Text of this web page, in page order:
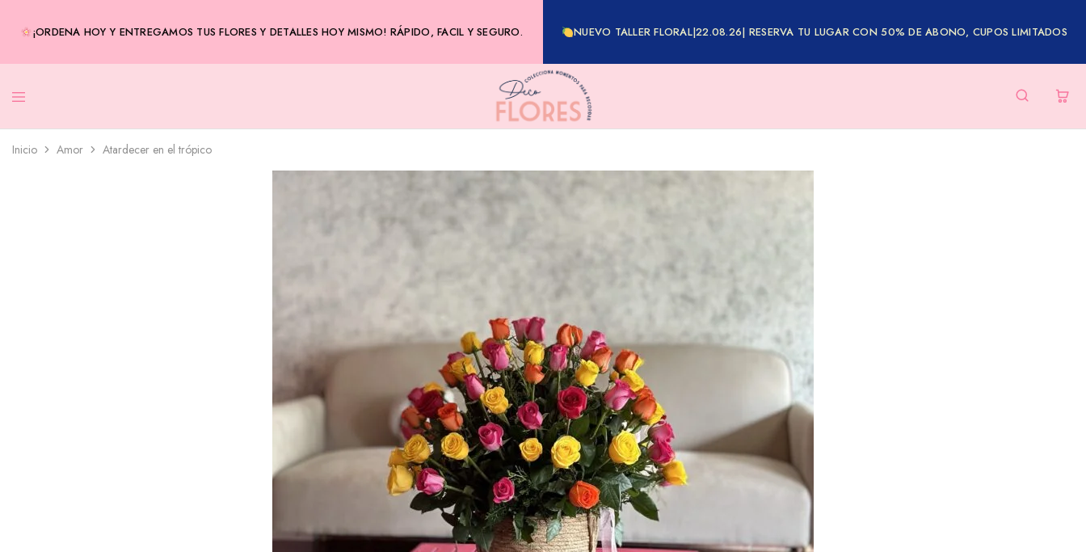
¡ORDENA HOY Y ENTREGAMOS TUS FLORES Y DETALLES HOY MISMO! RÁPIDO, FACIL Y SEGURO. NUEVO TALLER FLORAL|22.08.26| RESERVA TU LUGAR CON 50% DE ABONO, CUPOS LIMITADOS
Inicio Amor Atardecer en el trópico